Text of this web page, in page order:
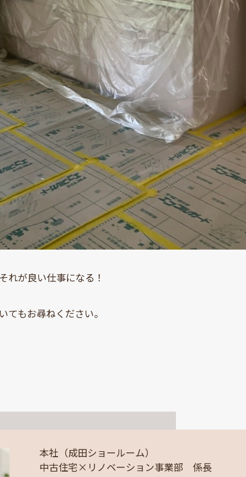
れが良い仕事になる！
もお尋ねください。
本社（成田ショールーム）
中古住宅×リノベーション事業部 係長